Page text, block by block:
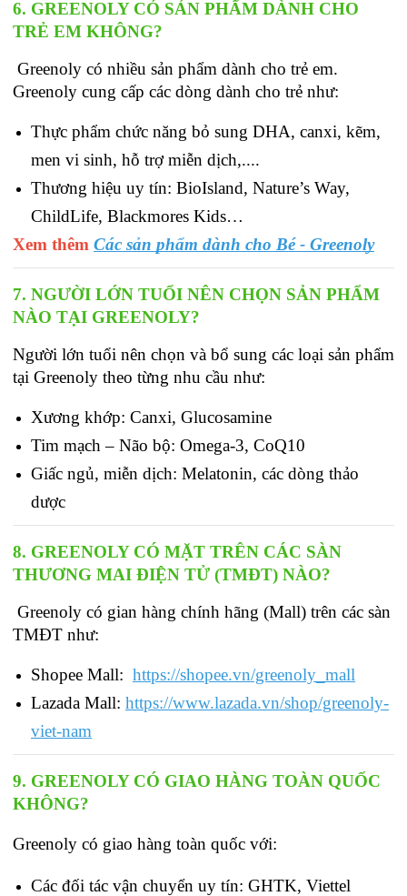
6. GREENOLY CÓ SẢN PHẨM DÀNH CHO
TRẺ EM KHÔNG?
Greenoly có nhiều sản phẩm dành cho trẻ em.
Greenoly cung cấp các dòng dành cho trẻ như:
Thực phẩm chức năng bỏ sung DHA, canxi, kẽm,
men vi sinh, hỗ trợ miễn dịch,....
Thương hiệu uy tín: BioIsland, Nature’s Way,
ChildLife, Blackmores Kids…
Xem thêm Các sản phẩm dành cho Bé - Greenoly
7. NGƯỜI LỚN TUỔI NÊN CHỌN SẢN PHẨM
NÀO TẠI GREENOLY?
Người lớn tuổi nên chọn và bổ sung các loại sản phẩm
tại Greenoly theo từng nhu cầu như:
Xương khớp: Canxi, Glucosamine
Tim mạch – Não bộ: Omega-3, CoQ10
Giấc ngủ, miễn dịch: Melatonin, các dòng thảo
dược
8. GREENOLY CÓ MẶT TRÊN CÁC SÀN
THƯƠNG MAI ĐIỆN TỬ (TMĐT) NÀO?
Greenoly có gian hàng chính hãng (Mall) trên các sàn
TMĐT như:
Shopee Mall: https://shopee.vn/greenoly_mall
Lazada Mall: https://www.lazada.vn/shop/greenoly-
viet-nam
9. GREENOLY CÓ GIAO HÀNG TOÀN QUỐC
KHÔNG?
Greenoly có giao hàng toàn quốc với:
Các đối tác vận chuyển uy tín: GHTK, Viettel